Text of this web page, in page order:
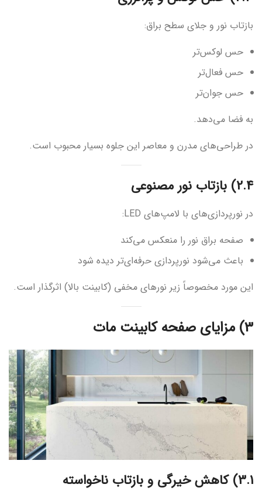
بازتاب نور و جلای سطح براق:
حس لوکس‌تر
حس فعال‌تر
حس جوان‌تر
به فضا می‌دهد.
در طراحی‌های مدرن و معاصر این جلوه بسیار محبوب است.
2.4) بازتاب نور مصنوعی
در نورپردازی‌های با لامپ‌های LED:
صفحه براق نور را منعکس می‌کند
باعث می‌شود نورپردازی حرفه‌ای‌تر دیده شود
این مورد مخصوصاً زیر نورهای مخفی (کابینت بالا) اثرگذار است.
3) مزایای صفحه کابینت مات
3.1) کاهش خیرگی و بازتاب ناخواسته